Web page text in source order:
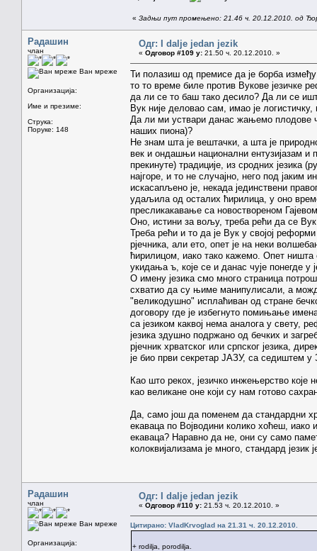
« Задњи пут промењено: 21.46 ч. 20.12.2010. од
Радашин
члан
Ван мреже
Организација:
Име и презиме:
Струка:
Поруке: 148
Одг: I dalje jedan jezik
« Одговор #109 у: 21.50 ч. 20.12.2010. »
Ти полазиш од премисе да је борба
то то време биле против Вукове језичке
да ли се то баш тако десило? Да ли се
Вук није деловао сам, имао је
Да ли ми уствари данас жањемо плодове
наших пиона)?
Не знам шта је вештачки, а шта је
век и ондашњи национални ентузијазам и
прекинуте) традиције, из сродних језика
најгоре, и то не случајно, него под јаким
искасапљено је, некада јединствени
удаљила од осталих ћирилица, у оно
пресликакавање са новоствореном
Оно, истини за вољу, треба рећи да се Вук
Треба рећи и то да је Вук у својој
рјечника, али ето, опет је на неки
ћирилицом, иако тако кажемо. Опет ништа
укидања ъ, које се и данас чује понегде у
О имену језика смо много страница
схватио да су њиме манипулисали, а
"великодушно" исплаћиван од стране
договору где је избегнуто помињање
са језиком каквој нема аналога у свету,
језика здушно подржано од бечких и
рјечник хрватског или српског језика,
је био први секретар ЈАЗУ, са седиштем у
Као што рекох, језичко инжењерство
као великане оне који су нам готово
Да, само још да поменем да стандардни
екаваца по Војводини колико хоћеш,
екаваца? Наравно да не, они су само
колоквијализама је много, стандард језик
Радашин
члан
Ван мреже
Организација:
Одг: I dalje jedan jezik
« Одговор #110 у: 21.53 ч. 20.12.2010. »
Цитирано: VladKrvoglad на 21.31 ч. 20.12.2010.
+ rodilja, porodilja.